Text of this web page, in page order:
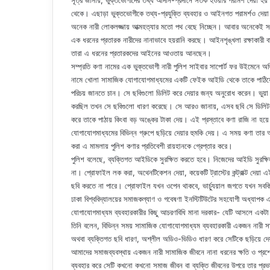
থেকে। এছাড়া ভুক্তভোগীকে তথ্য-প্রযুক্তি ব্যবহার ও আইনগত পরামর্শও দেয়া
অনেক নারী লোকলজ্জায় আত্মহত্যার মতো পথ বেছে নিচ্ছেন। আবার অনেকেই
এক ধরনের প্রতারক নারীদের নানাভাবে হয়রানি করছে। আইনশৃঙ্খলা
তারা এ ধরনের প্রতারকদের আইনের আওতায় আনছেন।
সম্প্রতি কণা নামের এক ভুক্তভোগী নারী পুলিশ সাইবার সাপোর্ট ফর উইমেনে
নামে খোলা সামাজিক যোগাযোগমাধ্যমের একটি ফেইক আইডি থেকে তাকে
পরিচয় জানতে চান। সে ছবিগুলো ডিলিট করে দেয়ার জন্য অনুরোধ করেন।
করছিল তখন সে ছবিগুলো ধারণ করেছে। সে আরও জানায়, এসব ছবি সে
করে তাকে পাঠায় কিংবা বড় অঙ্কের টাকা দেয়। এই প্রস্তাবে কণা রাজি না
যোগাযোগমাধ্যমের বিভিন্ন গ্রুপে ছড়িয়ে দেয়ার হুমকি দেয়। এ সময় কণা
করা এ মামলায় পুলিশ কণার প্রতিবেশী রায়হানকে গ্রেপ্তার করে।
পুলিশ বলেছে, ব্যক্তিগত আইডিকে সুরক্ষিত করতে হবে। নিজেদের আইডি
না। প্রোফাইল লক করা, অথেনটিকেশন দেয়া, কয়েকটি ট্রাস্টের কন্ট্রাক্ট
ছবি করতে না পারে। প্রোফাইল যখন ওপেন থাকবে, ভার্চ্যুয়াল জগতে যখন
ঢাকা বিশ্ববিদ্যালয়ের সমাজকল্যাণ ও গবেষণা ইনস্টিটিউটের সহযোগী
যোগাযোগমাধ্যম ব্যবহারকারীর কিছু আচরণবিধি মানা দরকার- যেটি আসলে
তিনি বলেন, বিভিন্ন সময় সামাজিক যোগাযোগমাধ্যম ব্যবহারকারী একজন
অথবা ব্যক্তিগত ছবি ধারণ, অশ্লীল অডিও-ভিডিও ধারণ করে সেটিকে ছড়িয়ে
আমাদের সমাজব্যবস্থায় একজন নারী সামাজিক জীবনে নানা ধরনের ক্ষতি ও
ব্যবহার করে সেটি কখনো কখনো সমাজ জীবন বা ব্যক্তি জীবনের উপরে তার